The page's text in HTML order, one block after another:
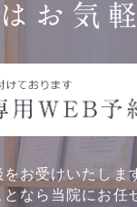
お気
お受けいたしま
なら当院にお任